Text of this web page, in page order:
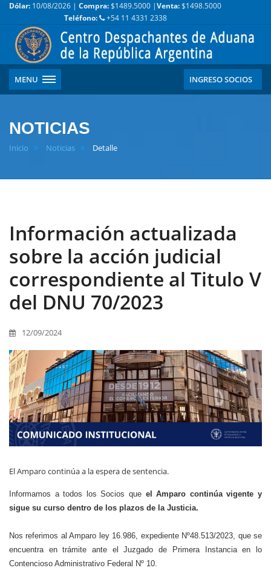
Dólar: 10/08/2026 | Compra:$1489.5000 |Venta:$1498.5000
Teléfono:
+54 11 4331 2338
MENU INGRESO SOCIOS
NOTICIAS
Inicio Noticias Detalle
Información actualizada
sobre la acción judicial
correspondiente al Titulo V
del DNU 70/2023
12/09/2024
El Amparo continúa a la espera de sentencia.
Informamos a todos los Socios que el Amparo continúa vigente y
sigue su curso dentro de los plazos de la Justicia.
Nos referimos al Amparo ley 16.986, expediente Nº48.513/2023, que se
encuentra en trámite ante el Juzgado de Primera Instancia en lo
Contencioso Administrativo Federal Nº 10.